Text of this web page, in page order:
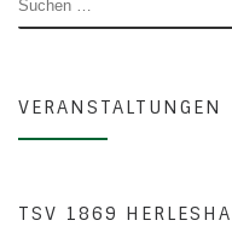
VERANSTALTUNGEN
TSV 1869